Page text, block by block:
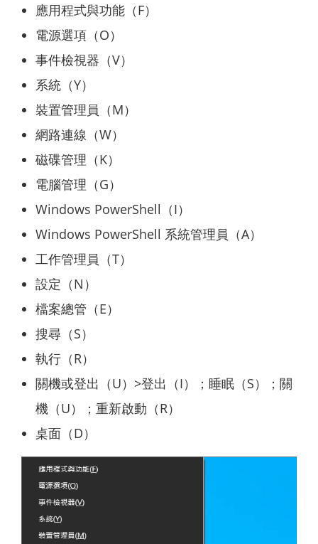
應用程式與功能（F）
電源選項（O）
事件檢視器（V）
系統（Y）
裝置管理員（M）
網路連線（W）
磁碟管理（K）
電腦管理（G）
Windows PowerShell（I）
Windows PowerShell 系統管理員（A）
工作管理員（T）
設定（N）
檔案總管（E）
搜尋（S）
執行（R）
關機或登出（U）>登出（I）；睡眠（S）；關
機（U）；重新啟動（R）
桌面（D）